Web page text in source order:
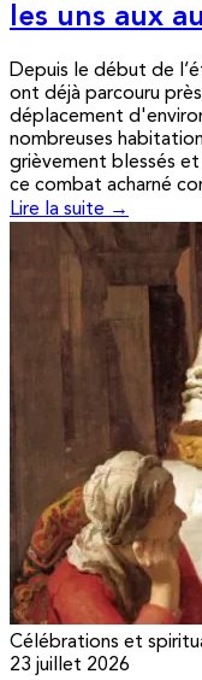
les uns aux
Depuis le début de
ont déjà parcouru
déplacement
nombreuses
grièvement blessés
ce combat acharné
Lire la suite →
Célébrations et
23 juillet 2026